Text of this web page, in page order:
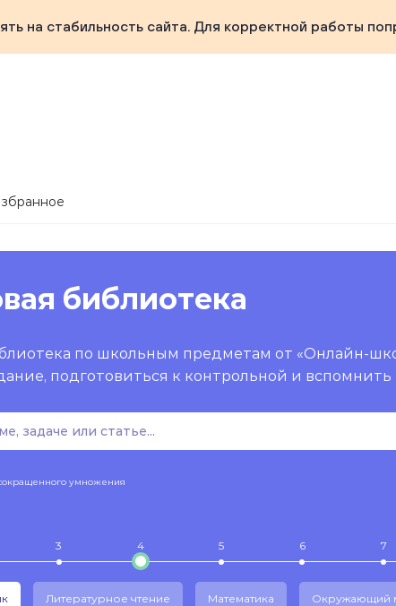
на стабильность сайта. Для корректной работы
библиотека
по школьным предметам от «Онлайн-
подготовиться к контрольной и
умножения
3 4 5 6 7
Литературное чтение Математика Окружающий